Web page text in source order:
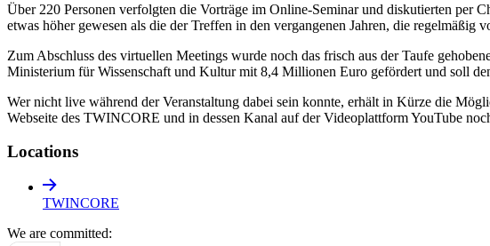
Über 220 Personen verfolgten die Vorträge im Online-Seminar und diskutierten per
etwas höher gewesen als die der Treffen in den vergangenen Jahren, die regelmäßig
Zum Abschluss des virtuellen Meetings wurde noch das frisch aus der Taufe
Ministerium für Wissenschaft und Kultur mit 8,4 Millionen Euro gefördert und soll
Wer nicht live während der Veranstaltung dabei sein konnte, erhält in Kürze die
Webseite des TWINCORE und in dessen Kanal auf der Videoplattform YouTube
Locations
TWINCORE
We are committed: